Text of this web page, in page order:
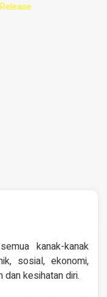
kanak-kanak
sosial, ekonomi,
dan kesihatan diri.